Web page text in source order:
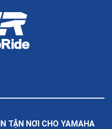
TẬN NƠI CHO YAMAHA